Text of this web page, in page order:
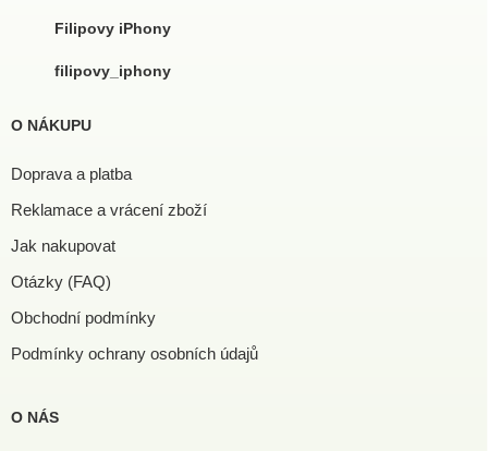
Filipovy iPhony
filipovy_iphony
O NÁKUPU
Doprava a platba
Reklamace a vrácení zboží
Jak nakupovat
Otázky (FAQ)
Obchodní podmínky
Podmínky ochrany osobních údajů
O NÁS